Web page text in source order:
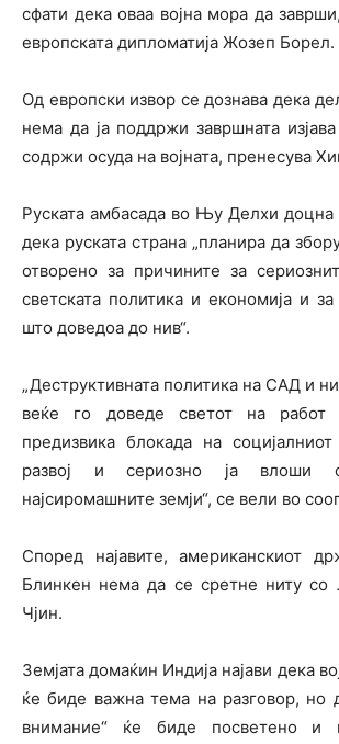
сфати дека оваа војна мора да
европската дипломатија Жозеп Борел.
Од европски извор се дознава дека
нема да ја поддржи завршната
содржи осуда на војната, пренесува
Руската амбасада во Њу Делхи доцна
дека руската страна „планира да
отворено за причините за
светската политика и економија и за
што доведоа до нив“.
„Деструктивната политика на САД и
веќе го доведе светот на работ
предизвика блокада на
развој и сериозно ја влоши
најсиромашните земји“, се вели во
Според најавите, американскиот
Блинкен нема да се сретне ниту со
Чјин.
Земјата домаќин Индија најави дека
ќе биде важна тема на разговор, но
внимание“ ќе биде посветено и